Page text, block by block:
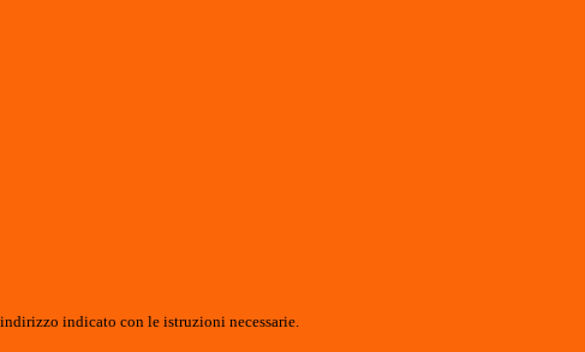
indicato con le istruzioni necessarie.